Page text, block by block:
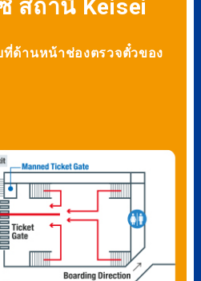
สถานี Keisei
ด้านหน้าช่องตรวจตั๋วของ